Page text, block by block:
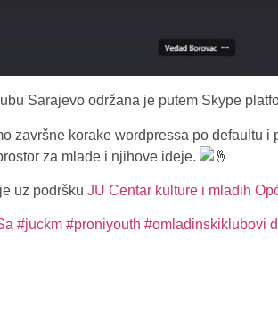
Sarajevo održana je putem Skype
završne korake wordpressa po defaultu i
za mlade i njihove ideje.
uz podršku JU Centar kulture i mladih
#juckm #proniyouth #omladinskiklubovi